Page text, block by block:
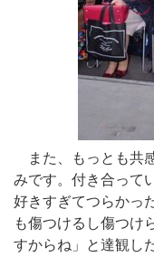
また、もっとも共
みです。付き合って
好きすぎてつらかっ
も傷つけるし傷つけ
すからね」と達観し